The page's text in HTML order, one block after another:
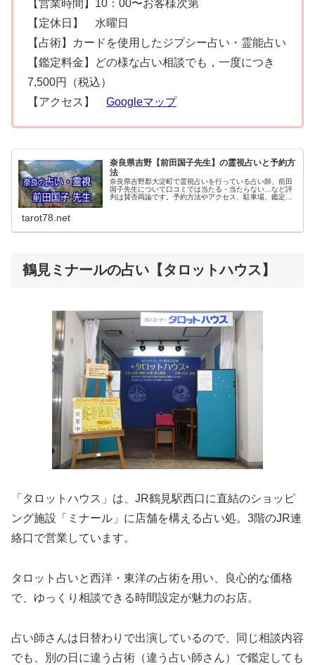
【営業時間】10：00〜お客様次第
【定休日】 水曜日
【占術】カードを使用したジプシー占い・霊能占い
【鑑定料金】どの様な占い相談でも，一度につき
7,500円（税込）
【アクセス】 Googleマップ
奈良県吉野【前田国子先生】の霊視占いと予約方
法
奈良県吉野郡大淀町で霊視占いを行っている占い師、前田
国子先生について口コミでは当たる・当たらない…など評
判は賛否両論です。予約方法やアクセス、駐車場、鑑定料
tarot78.net
鶴見ミナールの占い【タロットハウス】
「タロットハウス」は、JR鶴見駅西口に直結のショッピ
ング施設「ミナール」に店舗を構える占い処。3階のJR連
絡口で営業しています。
タロット占いと西洋・東洋の占術を用い、良心的な価格
で、ゆっくり相談できる時間設定が魅力のお店。
占い師さんは日替わりで出演しているので、同じ相談内容
でも、別の日に違う占術（違う占い師さん）で鑑定しても